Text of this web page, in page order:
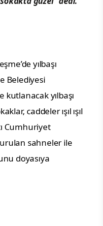
yılbaşı
Belediyesi
yılbaşı
caddeler ışıl ışıl
Cumhuriyet
sahneler ile
doyasıya